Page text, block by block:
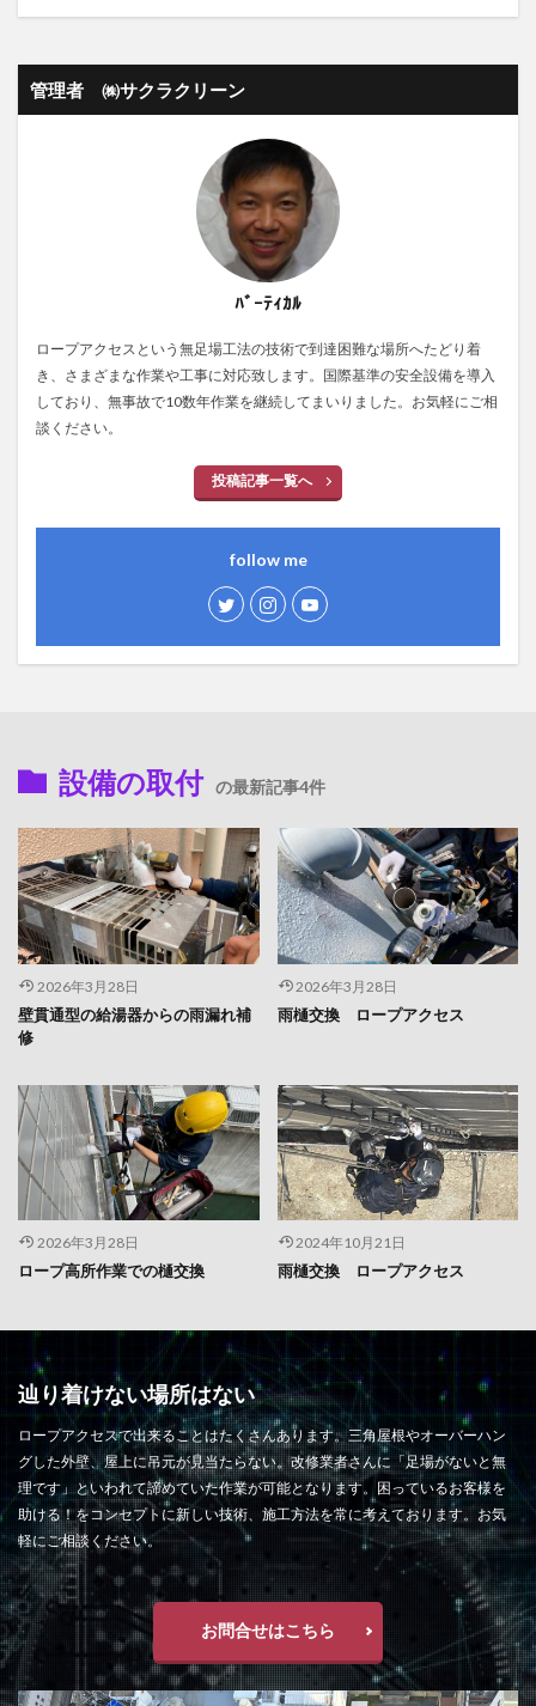
管理者 ㈱サクラクリーン
ﾊﾞｰﾃｨｶﾙ
ロープアクセスという無足場工法の技術で到達困難な場所へたどり着
き、さまざまな作業や工事に対応致します。国際基準の安全設備を導入
しており、無事故で10数年作業を継続してまいりました。お気軽にご相
談ください。
投稿記事一覧へ
follow me
設備の取付 の最新記事4件
2026年3月28日
壁貫通型の給湯器からの雨漏れ補
修
2026年3月28日
雨樋交換 ロープアクセス
2026年3月28日
ロープ高所作業での樋交換
2024年10月21日
雨樋交換 ロープアクセス
辿り着けない場所はない
ロープアクセスで出来ることはたくさんあります。三角屋根やオーバーハン
グした外壁、屋上に吊元が見当たらない。改修業者さんに「足場がないと無
理です」といわれて諦めていた作業が可能となります。困っているお客様を
助ける！をコンセプトに新しい技術、施工方法を常に考えております。お気
軽にご相談ください。
お問合せはこちら